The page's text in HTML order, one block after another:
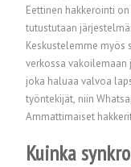
Eettinen hakkerointi
tutustutaan
Keskustelemme myös
verkossa
joka haluaa valvoa
työntekijät, niin
Ammattimaiset
Kuinka